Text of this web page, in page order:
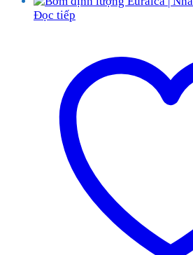
Đọc tiếp